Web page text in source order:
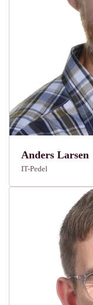
Anders Larsen
IT-Pedel